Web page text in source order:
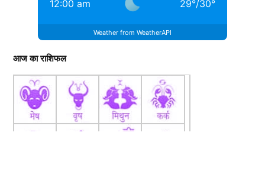
12:00 am 29°/30°
Weather from WeatherAPI
आज का राशिफल